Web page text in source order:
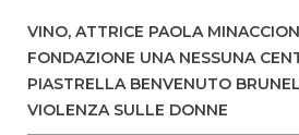
VINO, ATTRICE PAOLA
FONDAZIONE UNA NESSUNA
PIASTRELLA BENVENUTO
VIOLENZA SULLE DONNE